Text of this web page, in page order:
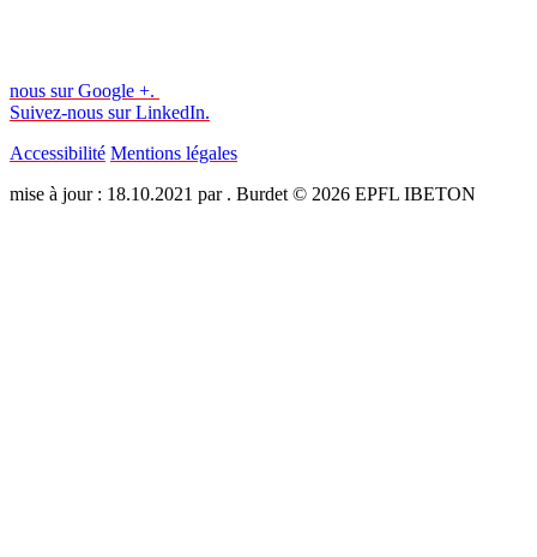
nous sur Google +.
Suivez-nous sur LinkedIn.
Accessibilité Mentions légales
mise à jour : 18.10.2021 par . Burdet © 2026 EPFL IBETON